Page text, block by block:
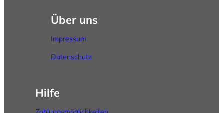
Über uns
Impressum
Datenschutz
Hilfe